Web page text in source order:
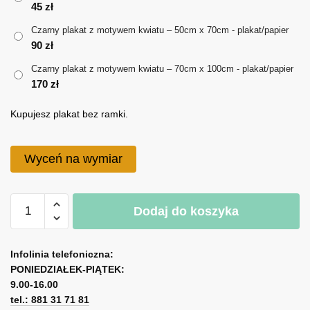
45 zł
Czarny plakat z motywem kwiatu – 50cm x 70cm - plakat/papier
90 zł
Czarny plakat z motywem kwiatu – 70cm x 100cm - plakat/papier
170 zł
Kupujesz plakat bez ramki.
Wyceń na wymiar
Czarny
z
motywem
kwiatu
Dodaj do koszyka
l
t
e
r
Infolinia telefoniczna:
PONIEDZIAŁEK-PIĄTEK:
9.00-16.00
tel.: 881 31 71 81